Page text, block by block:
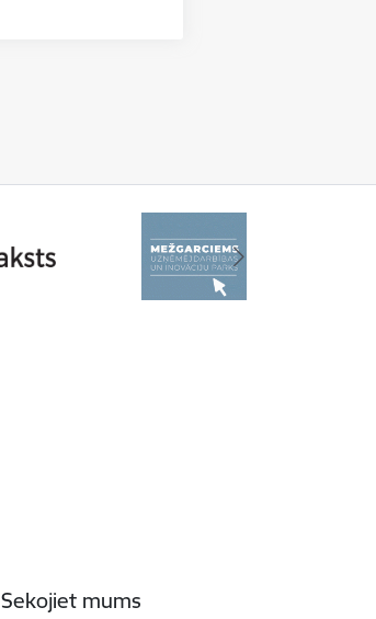
Sekojiet mums